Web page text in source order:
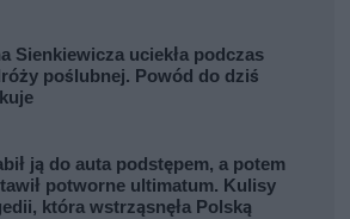
Sienkiewicza uciekła podczas
poślubnej. Powód do dziś
ją do auta podstępem, a potem
potworne ultimatum. Kulisy
która wstrząsnęła Polską